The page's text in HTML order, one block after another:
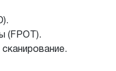
(FPOT).